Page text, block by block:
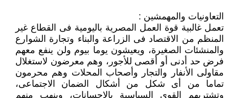
التعاونيات والمهمشين :
تعمل غالبية قوة العمل المصرية باليومية فى القطاع غير
المنظم من الاقتصاد فى الزراعة والبناء وتجارة الشوارع
والمنشئات الصغيرة، ويعيشون يوما بيوم ولن ينفع معهم
فرض حد أدنى أو أقصى للأجور، وهم معرضون لاستغلال
مقاولى الأنفار والتجار وأصحاب المحلات وهم محرمون
تماما من أى شكل من أشكال الضمان الاجتماعى،
وتشتريهم القوى السياسية بالاحسانات، وينهب منهم